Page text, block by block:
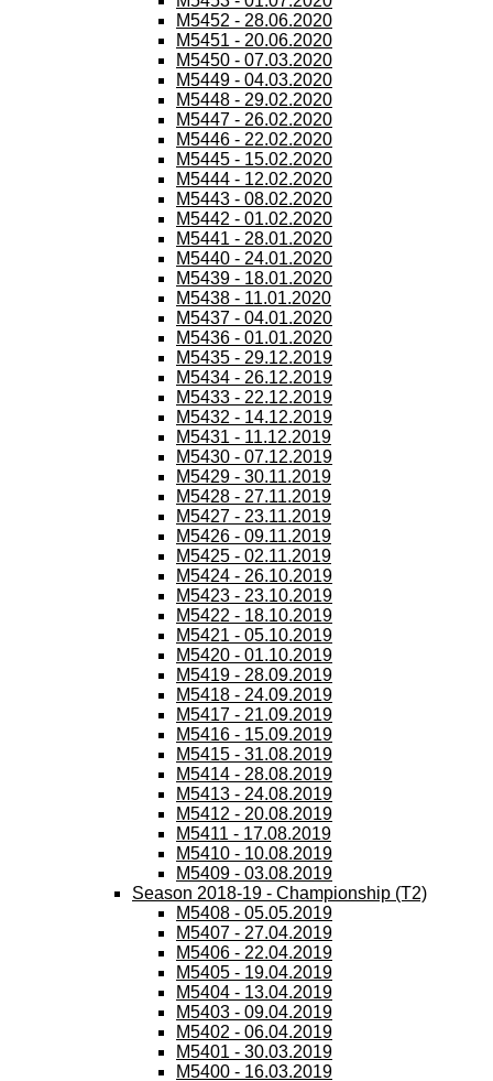
M5452 - 28.06.2020
M5451 - 20.06.2020
M5450 - 07.03.2020
M5449 - 04.03.2020
M5448 - 29.02.2020
M5447 - 26.02.2020
M5446 - 22.02.2020
M5445 - 15.02.2020
M5444 - 12.02.2020
M5443 - 08.02.2020
M5442 - 01.02.2020
M5441 - 28.01.2020
M5440 - 24.01.2020
M5439 - 18.01.2020
M5438 - 11.01.2020
M5437 - 04.01.2020
M5436 - 01.01.2020
M5435 - 29.12.2019
M5434 - 26.12.2019
M5433 - 22.12.2019
M5432 - 14.12.2019
M5431 - 11.12.2019
M5430 - 07.12.2019
M5429 - 30.11.2019
M5428 - 27.11.2019
M5427 - 23.11.2019
M5426 - 09.11.2019
M5425 - 02.11.2019
M5424 - 26.10.2019
M5423 - 23.10.2019
M5422 - 18.10.2019
M5421 - 05.10.2019
M5420 - 01.10.2019
M5419 - 28.09.2019
M5418 - 24.09.2019
M5417 - 21.09.2019
M5416 - 15.09.2019
M5415 - 31.08.2019
M5414 - 28.08.2019
M5413 - 24.08.2019
M5412 - 20.08.2019
M5411 - 17.08.2019
M5410 - 10.08.2019
M5409 - 03.08.2019
Season 2018-19 - Championship (T2)
M5408 - 05.05.2019
M5407 - 27.04.2019
M5406 - 22.04.2019
M5405 - 19.04.2019
M5404 - 13.04.2019
M5403 - 09.04.2019
M5402 - 06.04.2019
M5401 - 30.03.2019
M5400 - 16.03.2019